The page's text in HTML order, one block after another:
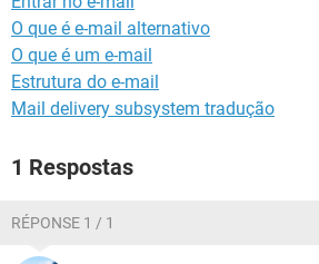
O que é e-mail alternativo
O que é um e-mail
Estrutura do e-mail
Mail delivery subsystem tradução
1 Respostas
RÉPONSE 1 / 1